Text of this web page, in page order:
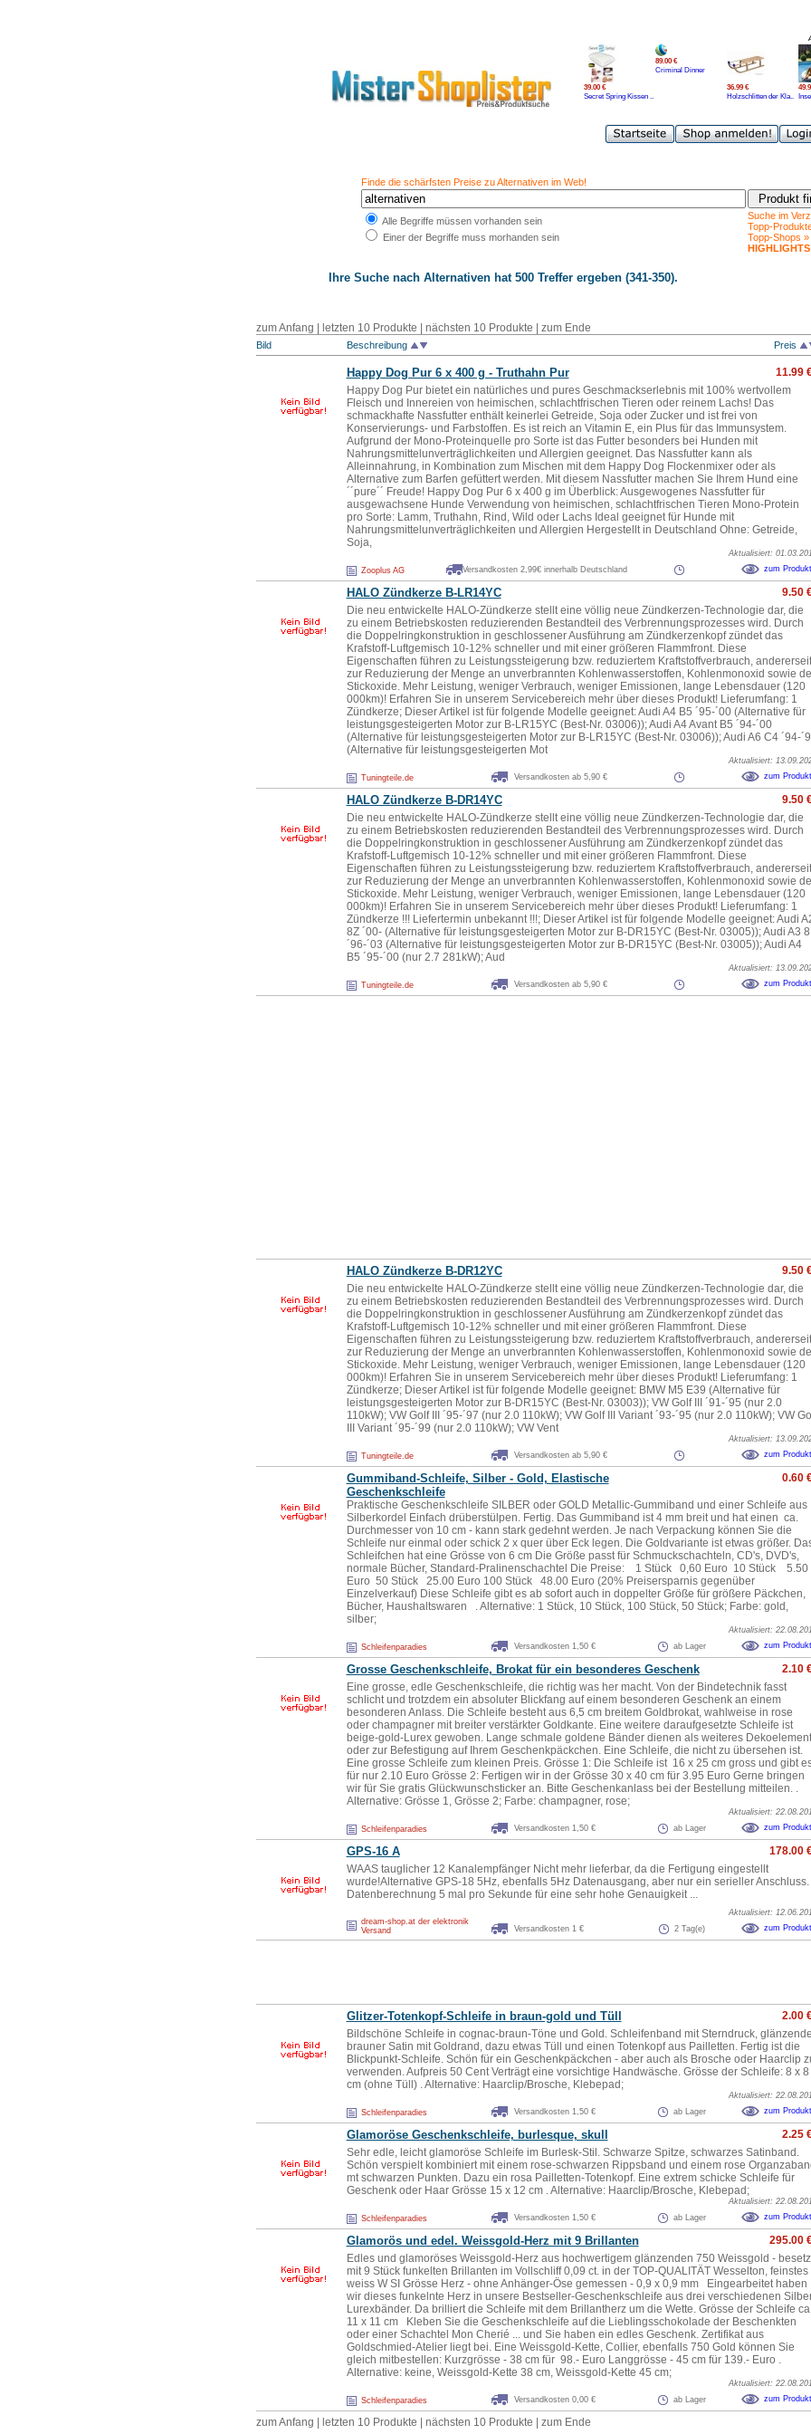
39.00 €
Secret Spring Kissen ..
89.00 €
Criminal Dinner
36.99 €
Holzschlitten der Kla..
Finde die schärfsten Preise zu Alternativen im Web!
Alle Begriffe müssen vorhanden sein
Einer der Begriffe muss morhanden sein
Suche im
Topp-
Topp-Shops »
Ihre Suche nach Alternativenhat 500 Treffer ergeben (341-350).
zum Anfang letzten 10 Produkte nächsten 10 Produkte zum Ende
Bild Beschreibung Preis
Happy Dog Pur 6 x 400 g - Truthahn Pur 11.99
Happy Dog Pur bietet ein natürliches und pures Geschmackserlebnis mit 100% wertvollem
Fleisch und Innereien von heimischen, schlachtfrischen Tieren oder reinem Lachs! Das
schmackhafte Nassfutter enthält keinerlei Getreide, Soja oder Zucker und ist frei von
Konservierungs- und Farbstoffen. Es ist reich an Vitamin E, ein Plus für das Immunsystem.
Aufgrund der Mono-Proteinquelle pro Sorte ist das Futter besonders bei Hunden mit
Nahrungsmittelunverträglichkeiten und Allergien geeignet. Das Nassfutter kann als
Alleinnahrung, in Kombination zum Mischen mit dem Happy Dog Flockenmixer oder als
Alternative zum Barfen gefüttert werden. Mit diesem Nassfutter machen Sie Ihrem Hund eine
´´pure´´ Freude! Happy Dog Pur 6 x 400 g im Überblick: Ausgewogenes Nassfutter für
ausgewachsene Hunde Verwendung von heimischen, schlachtfrischen Tieren Mono-Protein
pro Sorte: Lamm, Truthahn, Rind, Wild oder Lachs Ideal geeignet für Hunde mit
Nahrungsmittelunverträglichkeiten und Allergien Hergestellt in Deutschland Ohne: Getreide,
Soja,
Aktualisiert:
Zooplus AG
Versandkosten 2,99€ innerhalb Deutschland zum Produkt
HALO Zündkerze B-LR14YC 9.50
Die neu entwickelte HALO-Zündkerze stellt eine völlig neue Zündkerzen-Technologie dar, die
zu einem Betriebskosten reduzierenden Bestandteil des Verbrennungsprozesses wird. Durch
die Doppelringkonstruktion in geschlossener Ausführung am Zündkerzenkopf zündet das
Krafstoff-Luftgemisch 10-12% schneller und mit einer größeren Flammfront. Diese
Eigenschaften führen zu Leistungssteigerung bzw. reduziertem Kraftstoffverbrauch,
zur Reduzierung der Menge an unverbrannten Kohlenwasserstoffen, Kohlenmonoxid sowie
Stickoxide. Mehr Leistung, weniger Verbrauch, weniger Emissionen, lange Lebensdauer (120
000km)! Erfahren Sie in unserem Servicebereich mehr über dieses Produkt! Lieferumfang: 1
Zündkerze; Dieser Artikel ist für folgende Modelle geeignet: Audi A4 B5 ´95-´00 (Alternative für
leistungsgesteigerten Motor zur B-LR15YC (Best-Nr. 03006)); Audi A4 Avant B5 ´94-´00
(Alternative für leistungsgesteigerten Motor zur B-LR15YC (Best-Nr. 03006)); Audi A6 C4 ´94-
(Alternative für leistungsgesteigerten Mot
Aktualisiert:
Tuningteile.de
Versandkosten ab 5,90 € zum Produkt
HALO Zündkerze B-DR14YC 9.50
Die neu entwickelte HALO-Zündkerze stellt eine völlig neue Zündkerzen-Technologie dar, die
zu einem Betriebskosten reduzierenden Bestandteil des Verbrennungsprozesses wird. Durch
die Doppelringkonstruktion in geschlossener Ausführung am Zündkerzenkopf zündet das
Krafstoff-Luftgemisch 10-12% schneller und mit einer größeren Flammfront. Diese
Eigenschaften führen zu Leistungssteigerung bzw. reduziertem Kraftstoffverbrauch,
zur Reduzierung der Menge an unverbrannten Kohlenwasserstoffen, Kohlenmonoxid sowie
Stickoxide. Mehr Leistung, weniger Verbrauch, weniger Emissionen, lange Lebensdauer (120
000km)! Erfahren Sie in unserem Servicebereich mehr über dieses Produkt! Lieferumfang: 1
Zündkerze !!! Liefertermin unbekannt !!!; Dieser Artikel ist für folgende Modelle geeignet: Audi
8Z ´00- (Alternative für leistungsgesteigerten Motor zur B-DR15YC (Best-Nr. 03005)); Audi A3
´96-´03 (Alternative für leistungsgesteigerten Motor zur B-DR15YC (Best-Nr. 03005)); Audi A4
B5 ´95-´00 (nur 2.7 281kW); Aud
Aktualisiert:
Tuningteile.de
Versandkosten ab 5,90 € zum Produkt
HALO Zündkerze B-DR12YC 9.50
Die neu entwickelte HALO-Zündkerze stellt eine völlig neue Zündkerzen-Technologie dar, die
zu einem Betriebskosten reduzierenden Bestandteil des Verbrennungsprozesses wird. Durch
die Doppelringkonstruktion in geschlossener Ausführung am Zündkerzenkopf zündet das
Krafstoff-Luftgemisch 10-12% schneller und mit einer größeren Flammfront. Diese
Eigenschaften führen zu Leistungssteigerung bzw. reduziertem Kraftstoffverbrauch,
zur Reduzierung der Menge an unverbrannten Kohlenwasserstoffen, Kohlenmonoxid sowie
Stickoxide. Mehr Leistung, weniger Verbrauch, weniger Emissionen, lange Lebensdauer (120
000km)! Erfahren Sie in unserem Servicebereich mehr über dieses Produkt! Lieferumfang: 1
Zündkerze; Dieser Artikel ist für folgende Modelle geeignet: BMW M5 E39 (Alternative für
leistungsgesteigerten Motor zur B-DR15YC (Best-Nr. 03003)); VW Golf III ´91-´95 (nur 2.0
110kW); VW Golf III ´95-´97 (nur 2.0 110kW); VW Golf III Variant ´93-´95 (nur 2.0 110kW); VW
III Variant ´95-´99 (nur 2.0 110kW); VW Vent
Aktualisiert:
Tuningteile.de
Versandkosten ab 5,90 € zum Produkt
Gummiband-Schleife, Silber - Gold, Elastische
Geschenkschleife
0.60
Praktische Geschenkschleife SILBER oder GOLD Metallic-Gummiband und einer Schleife aus
Silberkordel Einfach drüberstülpen. Fertig. Das Gummiband ist 4 mm breit und hat einen ca.
Durchmesser von 10 cm - kann stark gedehnt werden. Je nach Verpackung können Sie die
Schleife nur einmal oder schick 2 x quer über Eck legen. Die Goldvariante ist etwas größer.
Schleifchen hat eine Grösse von 6 cm Die Größe passt für Schmuckschachteln, CD's, DVD's,
normale Bücher, Standard-Pralinenschachtel Die Preise: 1 Stück 0,60 Euro 10 Stück 5.50
Euro 50 Stück 25.00 Euro 100 Stück 48.00 Euro (20% Preisersparnis gegenüber
Einzelverkauf) Diese Schleife gibt es ab sofort auch in doppelter Größe für größere Päckchen,
Bücher, Haushaltswaren . Alternative: 1 Stück, 10 Stück, 100 Stück, 50 Stück; Farbe: gold,
silber;
Aktualisiert:
Schleifenparadies
Versandkosten 1,50 € ab Lager zum Produkt
Grosse Geschenkschleife, Brokat für ein besonderes Geschenk 2.10
Eine grosse, edle Geschenkschleife, die richtig was her macht. Von der Bindetechnik fasst
schlicht und trotzdem ein absoluter Blickfang auf einem besonderen Geschenk an einem
besonderen Anlass. Die Schleife besteht aus 6,5 cm breitem Goldbrokat, wahlweise in rose
oder champagner mit breiter verstärkter Goldkante. Eine weitere daraufgesetzte Schleife ist
beige-gold-Lurex gewoben. Lange schmale goldene Bänder dienen als weiteres Dekoelement
oder zur Befestigung auf Ihrem Geschenkpäckchen. Eine Schleife, die nicht zu übersehen ist.
Eine grosse Schleife zum kleinen Preis. Grösse 1: Die Schleife ist 16 x 25 cm gross und gibt
für nur 2.10 Euro Grösse 2: Fertigen wir in der Grösse 30 x 40 cm für 3.95 Euro Gerne bringen
wir für Sie gratis Glückwunschsticker an. Bitte Geschenkanlass bei der Bestellung mitteilen. .
Alternative: Grösse 1, Grösse 2; Farbe: champagner, rose;
Aktualisiert:
Schleifenparadies
Versandkosten 1,50 € ab Lager zum Produkt
GPS-16 A 178.00
WAAS tauglicher 12 Kanalempfänger Nicht mehr lieferbar, da die Fertigung eingestellt
wurde!Alternative GPS-18 5Hz, ebenfalls 5Hz Datenausgang, aber nur ein serieller Anschluss.
Datenberechnung 5 mal pro Sekunde für eine sehr hohe Genauigkeit ...
Aktualisiert:
dream-shop.at der elektronik
Versand
Versandkosten 1 € 2 Tag(e) zum Produkt
Glitzer-Totenkopf-Schleife in braun-gold und Tüll 2.00
Bildschöne Schleife in cognac-braun-Töne und Gold. Schleifenband mit Sterndruck,
brauner Satin mit Goldrand, dazu etwas Tüll und einen Totenkopf aus Pailletten. Fertig ist die
Blickpunkt-Schleife. Schön für ein Geschenkpäckchen - aber auch als Brosche oder Haarclip
verwenden. Aufpreis 50 Cent Verträgt eine vorsichtige Handwäsche. Grösse der Schleife: 8 x 8
cm (ohne Tüll) . Alternative: Haarclip/Brosche, Klebepad;
Aktualisiert:
Schleifenparadies
Versandkosten 1,50 € ab Lager zum Produkt
Glamoröse Geschenkschleife, burlesque, skull 2.25
Sehr edle, leicht glamoröse Schleife im Burlesk-Stil. Schwarze Spitze, schwarzes Satinband.
Schön verspielt kombiniert mit einem rose-schwarzen Rippsband und einem rose
mt schwarzen Punkten. Dazu ein rosa Pailletten-Totenkopf. Eine extrem schicke Schleife für
Geschenk oder Haar Grösse 15 x 12 cm . Alternative: Haarclip/Brosche, Klebepad;
Aktualisiert:
Schleifenparadies
Versandkosten 1,50 € ab Lager zum Produkt
Glamorös und edel. Weissgold-Herz mit 9 Brillanten 295.00
Edles und glamoröses Weissgold-Herz aus hochwertigem glänzenden 750 Weissgold -
mit 9 Stück funkelten Brillanten im Vollschliff 0,09 ct. in der TOP-QUALITÄT Wesselton, feinstes
weiss W SI Grösse Herz - ohne Anhänger-Öse gemessen - 0,9 x 0,9 mm Eingearbeitet haben
wir dieses funkelnte Herz in unsere Bestseller-Geschenkschleife aus drei verschiedenen
Lurexbänder. Da brilliert die Schleife mit dem Brillantherz um die Wette. Grösse der Schleife
11 x 11 cm Kleben Sie die Geschenkschleife auf die Lieblingsschokolade der Beschenkten
oder einer Schachtel Mon Cherié ... und Sie haben ein edles Geschenk. Zertifikat aus
Goldschmied-Atelier liegt bei. Eine Weissgold-Kette, Collier, ebenfalls 750 Gold können Sie
gleich mitbestellen: Kurzgrösse - 38 cm für 98.- Euro Langgrösse - 45 cm für 139.- Euro .
Alternative: keine, Weissgold-Kette 38 cm, Weissgold-Kette 45 cm;
Aktualisiert:
Schleifenparadies
Versandkosten 0,00 € ab Lager zum Produkt
zum Anfang letzten 10 Produkte nächsten 10 Produkte zum Ende